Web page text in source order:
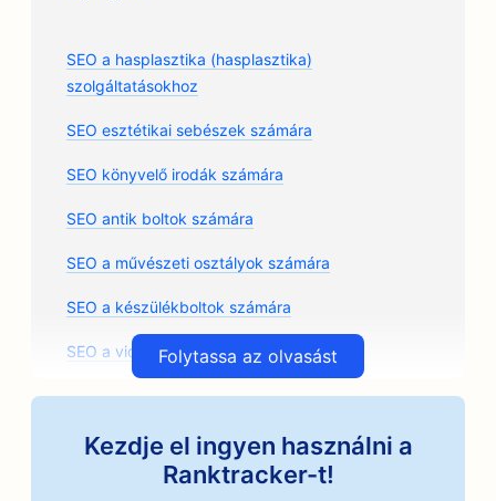
SEO a hasplasztika (hasplasztika)
szolgáltatásokhoz
SEO esztétikai sebészek számára
SEO könyvelő irodák számára
SEO antik boltok számára
SEO a művészeti osztályok számára
SEO a készülékboltok számára
SEO a vidámparkok számára
SEO az árkádok számára
SEO építészeti irodák számára
SEO kézműves kávépörkölők számára
Folytassa az olvasást
Kezdje el ingyen használni a
Ranktracker-t!